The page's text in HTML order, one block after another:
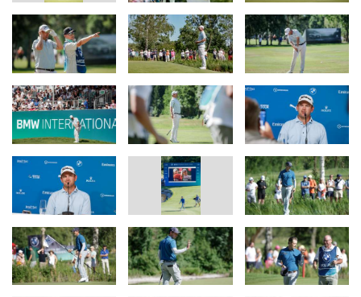
(In voller Länge finden Sie alle Interviews im
Virtual Media Center )
Bernd Wiesberger:„Die BMW International Open ist ein
fantastisches Turnier für uns. Das gesamte Team achtet enorm
gut auf uns Spieler, daher nehmen es alle in ihre Turnierkalender
auf – und das Spielerfeld ist folglich immer großartig.
Entsprechend hatte dieses Turnier in der Vergangenheit viele
großartige Champions. Es wäre schön, wenn ich mich da
war es schwierig: Es war etwas windig, der Platz war etwas
trockener und die Grüns waren härter als an den ersten beiden
Tagen. Die Fahnenpositionen konnten sich auch sehen lassen.
Daher war der Tag ziemlich interessant. Ich habe gute Schläge
und gute Putts gemacht, sowohl zu Birdies als auch zu Pars auf
den hinteren Neun. Insofern bin ich heute sehr glücklich mit
meiner Performance. Ich freue mich darauf, morgen hoffentlich mit
viel Support am ersten Tee zu stehen.“